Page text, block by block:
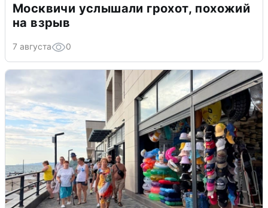
Москвичи услышали грохот, похожий
на взрыв
7 августа 0